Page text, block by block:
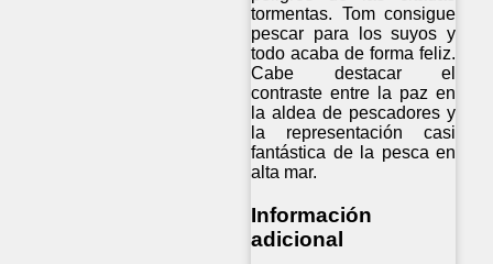
tormentas. Tom consigue
pescar para los suyos y
todo acaba de forma feliz.
Cabe destacar el
contraste entre la paz en
la aldea de pescadores y
la representación casi
fantástica de la pesca en
alta mar.
Información
adicional